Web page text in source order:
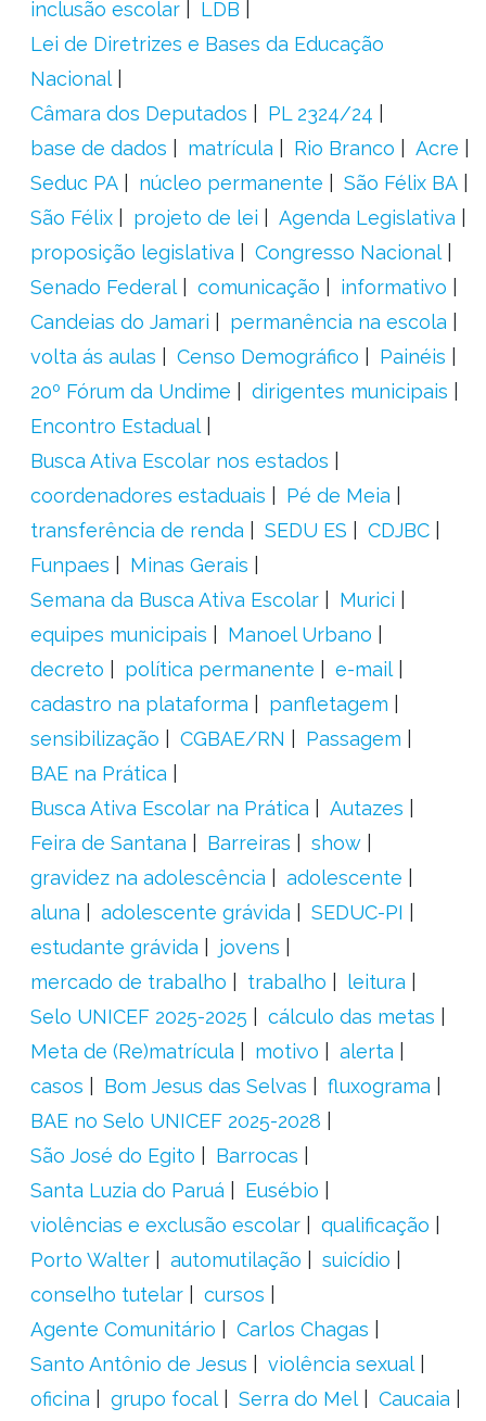
inclusão escolar
LDB
Lei de Diretrizes e Bases da Educação
Nacional
Câmara dos Deputados
PL 2324/24
base de dados
matrícula Rio Branco
Acre
Seduc PA
núcleo permanente
São Félix BA
São Félix
projeto de lei
Agenda Legislativa
proposição legislativa
Congresso Nacional
Senado Federal
comunicação
informativo
Candeias do Jamari
permanência na escola
volta ás aulas
Censo Demográfico
Painéis
20º Fórum da Undime
dirigentes municipais
Encontro Estadual
Busca Ativa Escolar nos estados
coordenadores estaduais
Pé de Meia
transferência de renda
SEDU ES
CDJBC
Funpaes
Minas Gerais
Semana da Busca Ativa Escolar
Murici
equipes municipais
Manoel Urbano
decreto
política permanente
e-mail
cadastro na plataforma
panfletagem
sensibilização
CGBAE/RN
Passagem
BAE na Prática
Busca Ativa Escolar na Prática
Autazes
Feira de Santana
Barreiras
show
gravidez na adolescência
adolescente
aluna
adolescente grávida
SEDUC-PI
estudante grávida
jovens
mercado de trabalho
trabalho
leitura
Selo UNICEF 2025-2025
cálculo das metas
Meta de (Re)matrícula
motivo
alerta
casos
Bom Jesus das Selvas
fluxograma
BAE no Selo UNICEF 2025-2028
São José do Egito
Barrocas
Santa Luzia do Paruá
Eusébio
violências e exclusão escolar
qualificação
Porto Walter
automutilação
suicídio
conselho tutelar
cursos
Agente Comunitário
Carlos Chagas
Santo Antônio de Jesus
violência sexual
oficina
grupo focal Serra do Mel
Caucaia